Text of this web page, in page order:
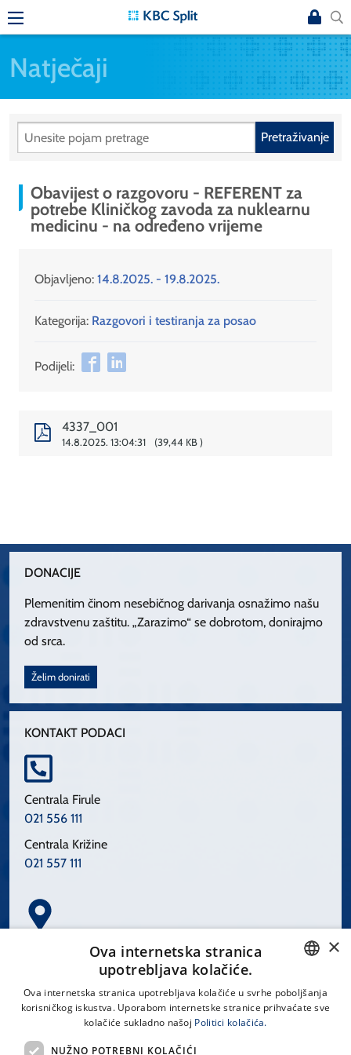
Natječaji
Pretraživanje
Obavijest o razgovoru - REFERENT za
potrebe Kliničkog zavoda za nuklearnu
medicinu - na određeno vrijeme
Objavljeno: 14.8.2025. - 19.8.2025.
Kategorija: Razgovori i testiranja za posao
Podijeli:
4337_001
14.8.2025. 13:04:31 39,44 KB
DONACIJE
Plemenitim činom nesebičnog darivanja osnažimo našu
zdravstvenu zaštitu. „Zarazimo“ se dobrotom, donirajmo
od srca.
Želim donirati
KONTAKT PODACI
Centrala Firule
021 556 111
Centrala Križine
021 557 111
Spinčićeva 1, 21000 Split
CROATIAN
×
Ova internetska stranica
upotrebljava kolačiće.
Ova internetska stranica upotrebljava kolačiće u svrhe poboljšanja
korisničkog iskustva. Uporabom internetske stranice prihvaćate sve
kolačiće sukladno našoj Politici kolačića.
NUŽNO POTREBNI KOLAČIĆI